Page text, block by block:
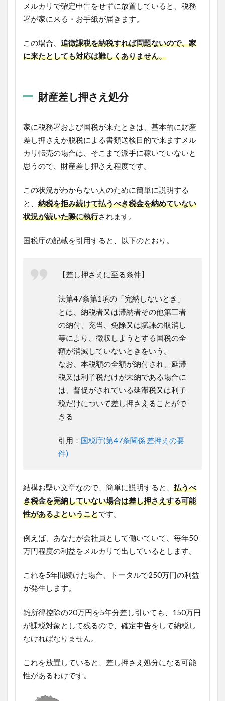
メルカリで確定申告をせずに放置していると、税務
署が家に来る・お手紙が届きます。
この場合、 追徴課税を納税すれば問題ないので、家
に来たとしても対応は難しくありません。
財産差し押さえ処分
家に税務署および国税が来たときは、基本的に財産
差し押さえか脱税による書類送検目的で来ますメル
カリ転売の場合は、そこまで派手に稼いでいないと
思うので、財産差し押さえ程度です。
この状況がわからない人のために簡単に説明する
と、 納税を拒み続けて払うべき税金を納めていない
状況が続いた際に執行されます。
国税庁の記載を引用すると、以下のとおり。
【差し押さえに至る条件】
法第47条第1項の「完納しないとき」
とは、納税者又は滞納者その他第三者
の納付、充当、免除又は賦課の取消し
等により、徴収しようとする国税の全
額が消滅していないときをいう。
なお、本税額の全額が納付され、延滞
税又は利子税だけが未納である場合に
は、督促がされている延滞税又は利子
税だけについて差し押さえることがで
きる
引用： 国税庁(第47条関係 差押えの要
件)
結構お堅い文章なので、簡単に説明すると、 払うべ
き税金を完納していない場合は差し押さえする可能
性があるよということです。
例えば、あなたが会社員として働いていて、毎年50
万円程度の利益をメルカリで出しているとします。
これを5年間続けた場合、トータルで250万円の利益
が発生します。
雑所得控除の20万円を5年分差し引いても、150万円
が課税対象として残るので、確定申告をして納税し
なければなりません。
これを放置していると、差し押さえ処分になる可能
性があるわけです。